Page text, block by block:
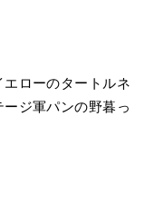
ローのタートルネ
ジ軍パンの野暮っ